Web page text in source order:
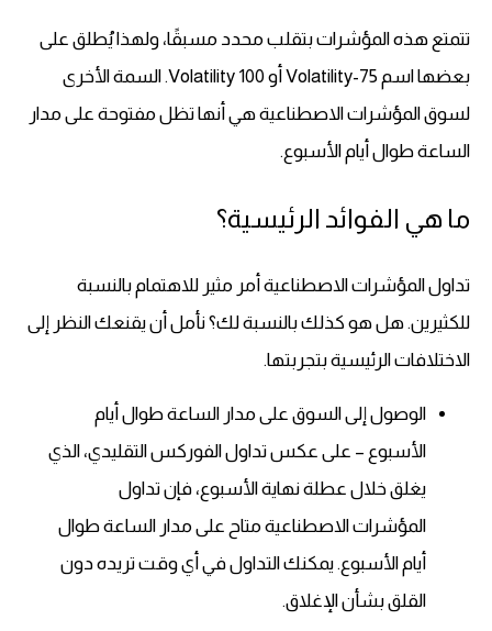
تتمتع هذه المؤشرات بتقلب محدد مسبقًا، ولهذا يُطلق على
بعضها اسم Volatility-75 أو Volatility 100. السمة الأخرى
لسوق المؤشرات الاصطناعية هي أنها تظل مفتوحة على مدار
الساعة طوال أيام الأسبوع.
ما هي الفوائد الرئيسية؟
تداول المؤشرات الاصطناعية أمر مثير للاهتمام بالنسبة
للكثيرين. هل هو كذلك بالنسبة لك؟ نأمل أن يقنعك النظر إلى
الاختلافات الرئيسية بتجربتها.
الوصول إلى السوق على مدار الساعة طوال أيام
الأسبوع – على عكس تداول الفوركس التقليدي، الذي
يغلق خلال عطلة نهاية الأسبوع، فإن تداول
المؤشرات الاصطناعية متاح على مدار الساعة طوال
أيام الأسبوع. يمكنك التداول في أي وقت تريده دون
القلق بشأن الإغلاق.